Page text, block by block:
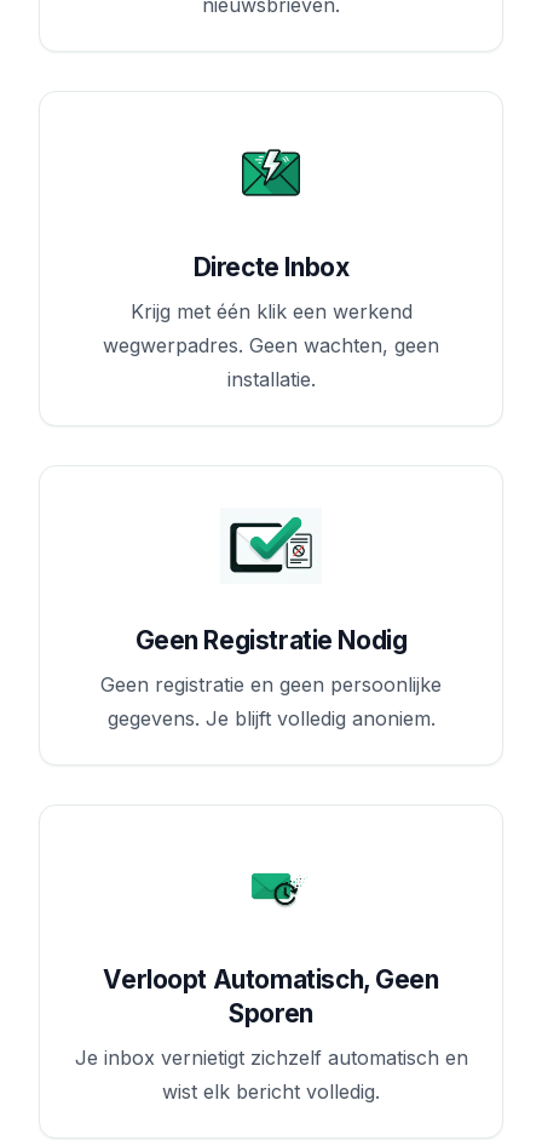
nieuwsbrieven.
Directe Inbox
Krijg met één klik een werkend
wegwerpadres. Geen wachten, geen
installatie.
Geen Registratie Nodig
Geen registratie en geen persoonlijke
gegevens. Je blijft volledig anoniem.
Verloopt Automatisch, Geen
Sporen
Je inbox vernietigt zichzelf automatisch en
wist elk bericht volledig.